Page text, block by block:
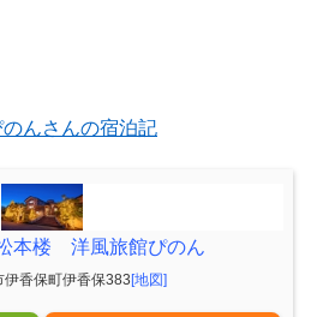
んさんの宿泊記
本楼 洋風旅館ぴのん
伊香保町伊香保383[地図]